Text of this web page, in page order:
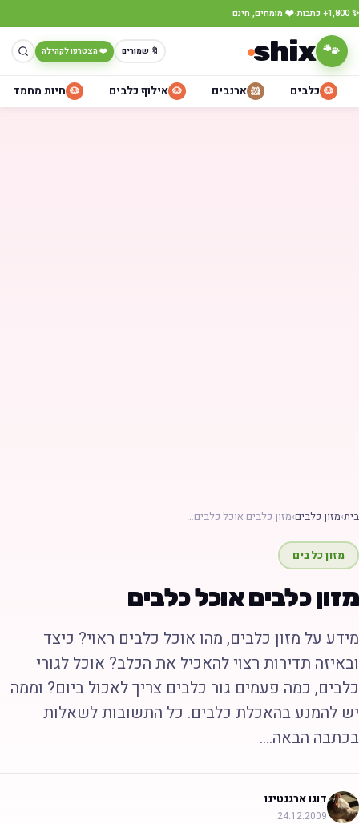
✨ 1,800+ כתבות ·❤️ מומחים, חינם
🐾
shix 🔖 שמורים ❤️ הצטרפו לקהילה
🐶 כלבים 🐹 ארנבים 🐶 אילוף כלבים 🐶 חיות מחמד
בית›מזון כלבים›מזון כלבים אוכל כלבים…
מזון כלבים
מזון כלבים אוכל כלבים
מידע על מזון כלבים, מהו אוכל כלבים ראוי? כיצד
ובאיזה תדירות רצוי להאכיל את הכלב? אוכל לגורי
כלבים, כמה פעמים גור כלבים צריך לאכול ביום? וממה
יש להמנע בהאכלת כלבים. כל התשובות לשאלות
בכתבה הבאה....
דוגו ארגנטינו
24.12.2009